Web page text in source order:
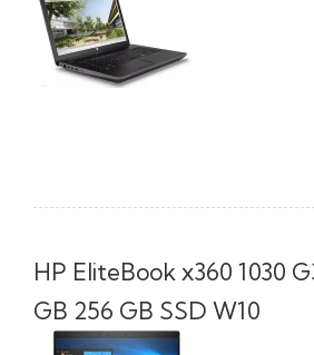
HP EliteBook x360 1030
GB 256 GB SSD W10